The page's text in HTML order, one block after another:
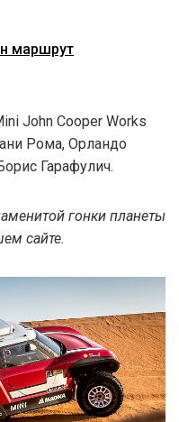
маршрут
John Cooper Works
Рома, Орландо
Гарафулич.
гонки планеты
сайте.